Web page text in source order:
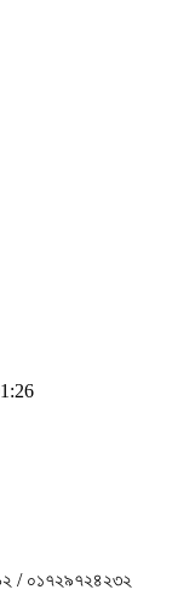
/ ০১৭২৯৭২৪২৩২